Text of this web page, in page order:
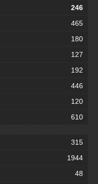
246
465
180
127
192
446
120
610
315
1944
48